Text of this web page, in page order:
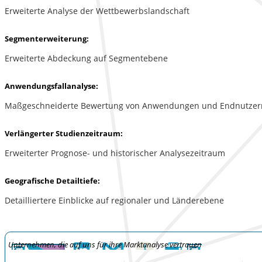
Erweiterte Analyse der Wettbewerbslandschaft
Segmenterweiterung:
Erweiterte Abdeckung auf Segmentebene
Anwendungsfallanalyse:
Maßgeschneiderte Bewertung von Anwendungen und
Verlängerter Studienzeitraum:
Erweiterter Prognose- und historischer Analysezeitraum
Geografische Detailtiefe:
Detailliertere Einblicke auf regionaler und Länderebene
Unternehmen, die auf uns für ihre Marktanalyse vertrauen